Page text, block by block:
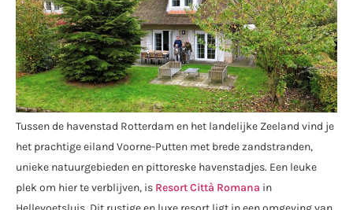
Tussen de havenstad Rotterdam en het landelijke Zeeland vind je
het prachtige eiland Voorne-Putten met brede zandstranden,
unieke natuurgebieden en pittoreske havenstadjes. Een leuke
plek om hier te verblijven, is Resort Città Romana in